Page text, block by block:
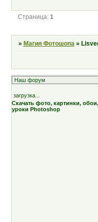
Страница: 1
» Магия Фотошопа »
загрузка...
Скачать фото, картинки,
уроки Photoshop